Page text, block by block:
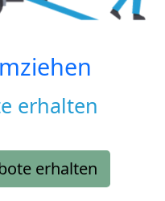
erhalten
erhalten